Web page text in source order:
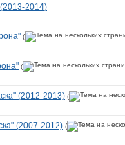
2014)
(
(
(2012-2013) (
(2007-2012) (